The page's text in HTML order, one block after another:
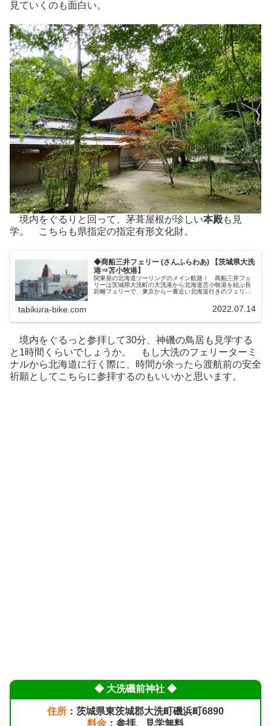
見ていくのも面白い。
境内をぐるりと回って、茅葺屋根が珍しい本殿も見
学。 こちらも県指定の指定有形文化財。
◆商船三井フェリー (さんふらわあ) 【茨城県大洗
港⇒苫小牧港】
関東発の北海道ツーリングのメイン航路！ 商船三井フェ
リーは茨城県大洗町の大洗港から北海道苫小牧港を結ぶ長
距離フェリーで、東京から一番近い北海道行きのフェリー
tabikura-bike.com 2022.07.14
境内をぐるっと参拝して30分、神磯の鳥居も見学する
と1時間くらいでしょうか。 もし大洗のフェリーターミ
ナルから北海道に行く際に、時間が余ったら渡航前の安全
祈願としてこちらに参拝するのもいいかと思います。
◆ 大洗磯前神社 ◆
住所 ：茨城県東茨城郡大洗町磯浜町6890
料金 ：参拝、見学無料